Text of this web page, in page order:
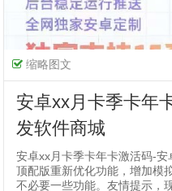
缩略图文
安卓xx月卡季卡年
发软件商城
安卓xx月卡季卡年卡激活码-
顶配版重新优化功能，增加模
不必要一些功能。友情提示，